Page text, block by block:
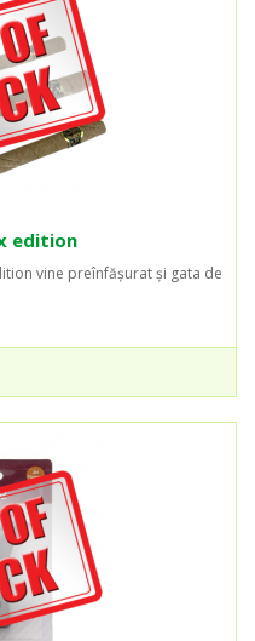
edition
vine preînfășurat și gata de